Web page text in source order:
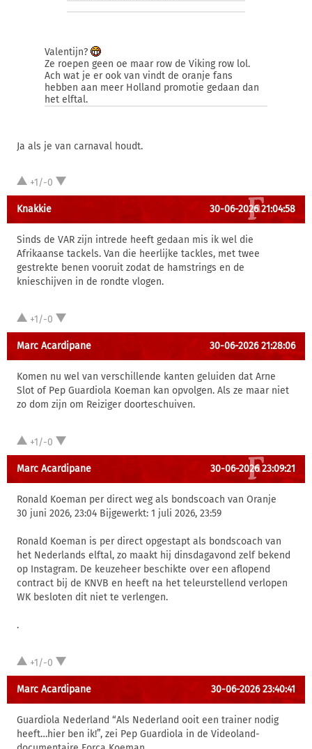
Valentijn?
Ze roepen geen oe maar row de Viking row lol.
Ach wat je er ook van vindt de oranje fans
hebben aan meer Holland promotie gedaan dan
het elftal.
Ja als je van carnaval houdt.
+1/-0
Knakkie 30-06-2026 21:04:58
Sinds de VAR zijn intrede heeft gedaan mis ik wel die
Afrikaanse tackels. Van die heerlijke tackles, met twee
gestrekte benen vooruit zodat de hamstrings en de
knieschijven in de rondte vlogen.
+1/-0
Marc Acardipane 30-06-2026 21:28:06
Komen nu wel van verschillende kanten geluiden dat Arne
Slot of Pep Guardiola Koeman kan opvolgen. Als ze maar niet
zo dom zijn om Reiziger doorteschuiven.
+1/-0
Marc Acardipane 30-06-2026 23:09:21
Ronald Koeman per direct weg als bondscoach van Oranje
30 juni 2026, 23:04 Bijgewerkt: 1 juli 2026, 23:59
Ronald Koeman is per direct opgestapt als bondscoach van
het Nederlands elftal, zo maakt hij dinsdagavond zelf bekend
op Instagram. De keuzeheer beschikte over een aflopend
contract bij de KNVB en heeft na het teleurstellend verlopen
WK besloten dit niet te verlengen.
.
+1/-0
Marc Acardipane 30-06-2026 23:40:41
Guardiola Nederland “Als Nederland ooit een trainer nodig
heeft…hier ben ik!”, zei Pep Guardiola in de Videoland-